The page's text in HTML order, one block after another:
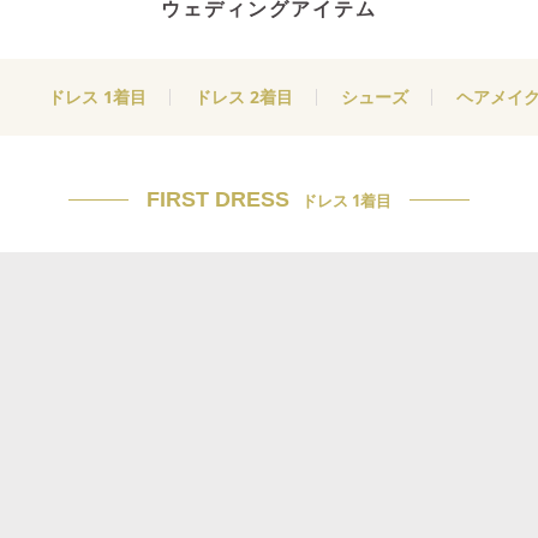
ウェディングアイテム
ドレス 1着目 ドレス 2着目 シューズ ヘアメイ
FIRST DRESS ドレス 1着目